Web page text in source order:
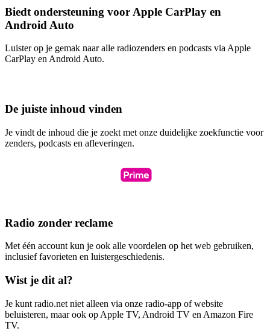
Biedt ondersteuning voor Apple CarPlay en
Android Auto
Luister op je gemak naar alle radiozenders en podcasts via Apple
CarPlay en Android Auto.
De juiste inhoud vinden
Je vindt de inhoud die je zoekt met onze duidelijke zoekfunctie voor
zenders, podcasts en afleveringen.
Radio zonder reclame
Met één account kun je ook alle voordelen op het web gebruiken,
inclusief favorieten en luistergeschiedenis.
Wist je dit al?
Je kunt radio.net niet alleen via onze radio-app of website
beluisteren, maar ook op Apple TV, Android TV en Amazon Fire
TV.